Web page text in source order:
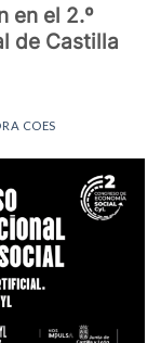
en el 2.º
de Castilla
COES